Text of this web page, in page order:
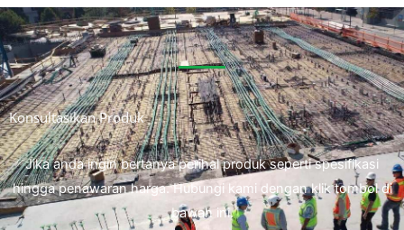
Konsultasikan Produk
Jika anda ingin bertanya perihal produk seperti spesifikasi
hingga penawaran harga. Hubungi kami dengan klik tombol di
bawah ini.